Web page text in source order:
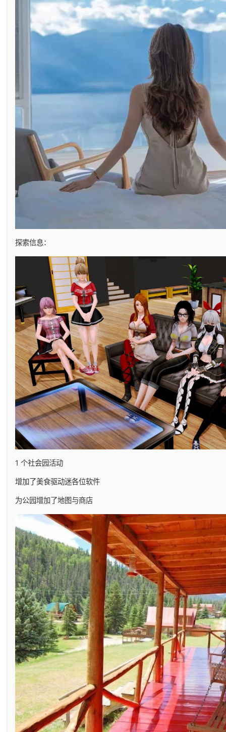
探索信息：
1 个社会园活动
增加了美食驱动迷各位软件
为公园增加了地图与商店